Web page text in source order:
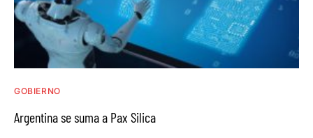
GOBIERNO
Argentina se suma a Pax Silica